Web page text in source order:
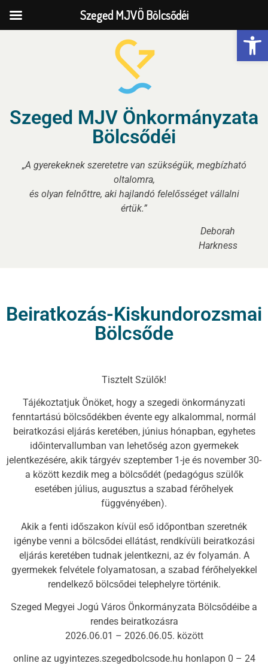
Szeged MJV Önkormányzata
Bölcsődéi
„A gyerekeknek szeretetre van szükségük, megbízható
oltalomra,
és olyan felnőttre, aki hajlandó felelősséget vállalni
értük.”
Deborah
Harkness
Beiratkozás-Kiskundorozsmai
Bölcsőde
Tisztelt Szülők!
Tájékoztatjuk Önöket, hogy a szegedi önkormányzati
fenntartású bölcsődékben évente egy alkalommal, normál
beiratkozási eljárás keretében, június hónapban, egyhetes
időintervallumban van lehetőség azon gyermekek
jelentkezésére, akik tárgyév szeptember 1-je és november 30-
a között kezdik meg a bölcsődét (pedagógus szülők
esetében július, augusztus a szabad férőhelyek
függvényében).
Akik a fenti időszakon kívül eső időpontban szeretnék
igénybe venni a bölcsődei ellátást, rendkívüli beiratkozási
eljárás keretében tudnak jelentkezni, az év folyamán. A
gyermekek felvétele folyamatosan, a szabad férőhelyekkel
rendelkező bölcsődei telephelyre történik.
Szeged Megyei Jogú Város Önkormányzata Bölcsődéibe a
rendes beiratkozásra
2026.06.01 – 2026.06.05. között
online az ugyintezes.szegedbolcsode.hu honlapon 0 – 24
Szeged MJVÖ Bölcsődéi